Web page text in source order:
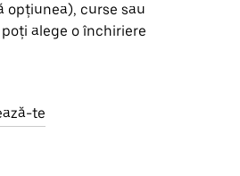
opțiunea), curse sau
alege o închiriere
te